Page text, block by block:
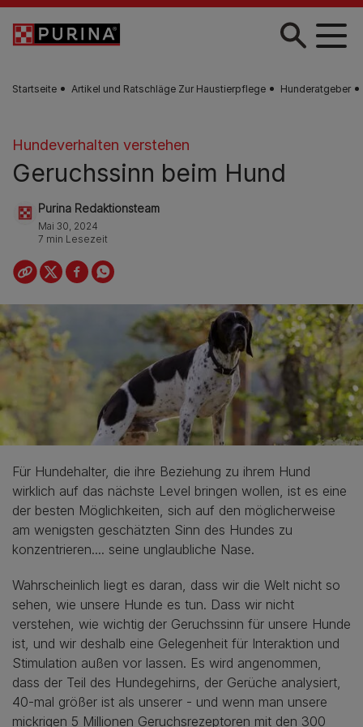
Skip to main content
Startseite Artikel und Ratschläge Zur Haustierpflege Hunderatgeber
Hundeverhalten verstehen
Geruchssinn beim Hund
Purina Redaktionsteam
Mai 30, 2024
7 min Lesezeit
Für Hundehalter, die ihre Beziehung zu ihrem Hund
wirklich auf das nächste Level bringen wollen, ist es eine
der besten Möglichkeiten, sich auf den möglicherweise
am wenigsten geschätzten Sinn des Hundes zu
konzentrieren.... seine unglaubliche Nase.
Wahrscheinlich liegt es daran, dass wir die Welt nicht so
sehen, wie unsere Hunde es tun. Dass wir nicht
verstehen, wie wichtig der Geruchssinn für unsere Hunde
ist, und wir deshalb eine Gelegenheit für Interaktion und
Stimulation außen vor lassen. Es wird angenommen,
dass der Teil des Hundegehirns, der Gerüche analysiert,
40-mal größer ist als unserer - und wenn man unsere
mickrigen 5 Millionen Geruchsrezeptoren mit den 300